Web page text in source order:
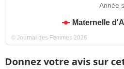
Année
Maternelle
© Journal des Femmes 2026
Donnez votre avis sur